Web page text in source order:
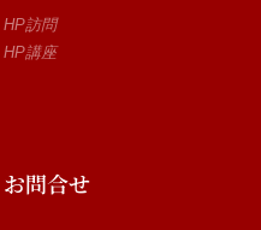
HP訪問
HP講座
お問合せ